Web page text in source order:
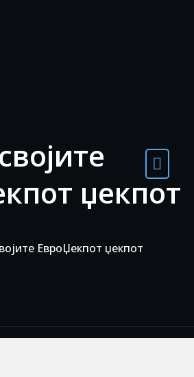
џекпот
ЕвроЏекпот џекпот